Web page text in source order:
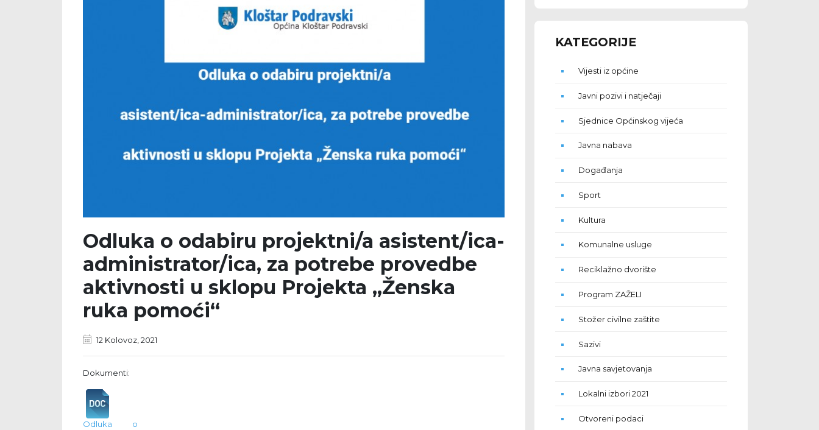
Odluka o odabiru projektni/a asistent/ica-
administrator/ica, za potrebe provedbe
aktivnosti u sklopu Projekta „Ženska
ruka pomoći“
12 Kolovoz, 2021
Dokumenti:
Odluka o
KATEGORIJE
Vijesti iz općine
Javni pozivi i natječaji
Sjednice Općinskog vijeća
Javna nabava
Događanja
Sport
Kultura
Komunalne usluge
Reciklažno dvorište
Program ZAŽELI
Stožer civilne zaštite
Sazivi
Javna savjetovanja
Lokalni izbori 2021
Otvoreni podaci